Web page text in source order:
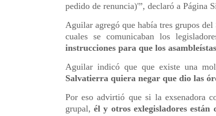
pedido de renuncia)'”, declaró a Página
Aguilar agregó que había tres grupos
cuales se comunicaban los
instrucciones para que los
Aguilar indicó que que existe una
Salvatierra quiera negar que dio las
Por eso advirtió que si la exsenadora
grupal, él y otros exlegisladores